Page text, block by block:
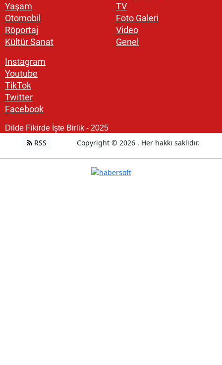
Yaşam
Otomobil
Röportaj
Kültür Sanat
TV
Foto Galeri
Video
Genel
Instagram
Youtube
TikTok
Twitter
Facebook
Dilde Fikirde İşte Birlik - 2025
RSS Copyright © 2026 . Her hakkı saklıdır.